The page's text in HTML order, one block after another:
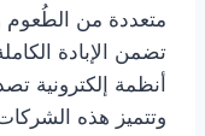
متعددة من الطُعوم
تضمن الإبادة
أنظمة إلكترونية
وتتميز هذه